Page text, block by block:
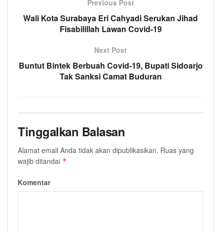
Previous Post
Wali Kota Surabaya Eri Cahyadi Serukan Jihad
Fisabilillah Lawan Covid-19
Next Post
Buntut Bintek Berbuah Covid-19, Bupati Sidoarjo
Tak Sanksi Camat Buduran
Tinggalkan Balasan
Alamat email Anda tidak akan dipublikasikan. Ruas yang
wajib ditandai *
Komentar